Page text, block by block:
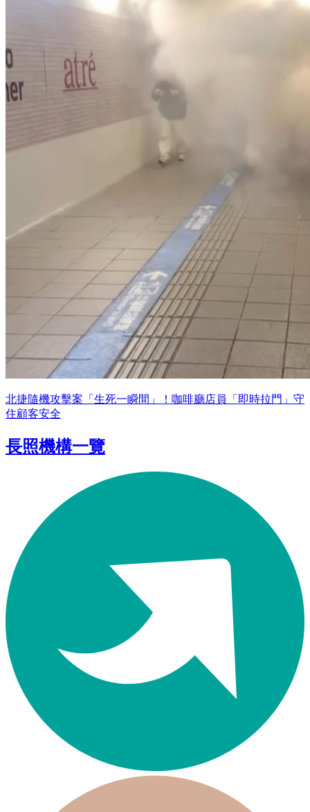
北捷隨機攻擊案「生死一瞬間」！咖啡廳店員「即時拉門」守
住顧客安全
長照機構一覽